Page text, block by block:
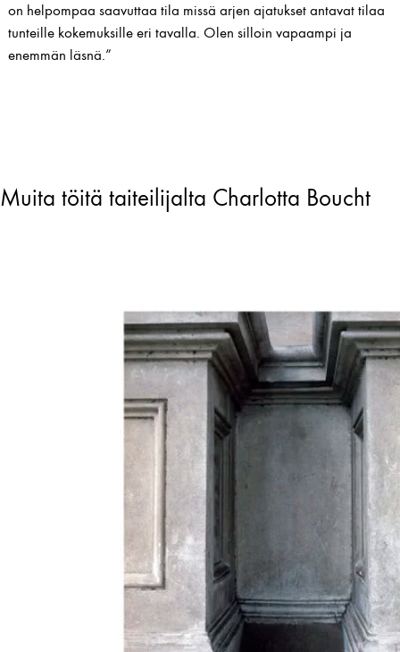
on helpompaa saavuttaa tila missä arjen ajatukset antavat tilaa
tunteille kokemuksille eri tavalla. Olen silloin vapaampi ja
enemmän läsnä.”
Muita töitä taiteilijalta Charlotta Boucht